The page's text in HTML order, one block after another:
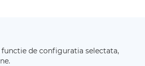
de configuratia selectata,